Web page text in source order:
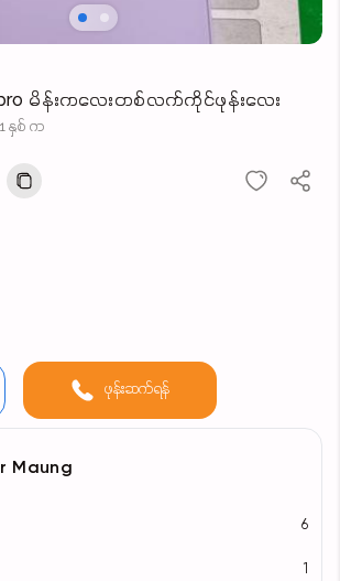
pro မိန်းကလေးတစ်လက်ကိုင်ဖုန်းလေး
နှစ် က
ဖုန်းဆက်ရန်
Maung
6